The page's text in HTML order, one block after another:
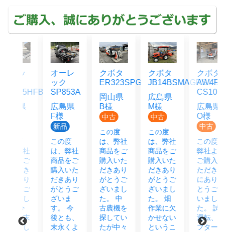
オーレ
SP853A
広島県
この度
は、弊社
商品をご
購入いた
だきあり
がとうご
ざいま
す。 今
後とも、
末永くよ
クボタ
ER323SPGMW
岡山県
この度
は、弊社
商品をご
購入いた
だきあり
がとうご
ざいまし
た。 中
古農機を
探してい
たが中々
クボタ
JB14BSMAGRS12J
広島県
この度
は、弊社
商品をご
購入いた
だきあり
がとうご
ざいまし
た。 畑
作業に欠
かせない
というこ
クボタ
AW4F-
CS10M
広島県
この度は
弊社より
ご購入い
ただき誠
にありが
とうござ
いまし
た。 試
運転、ア
フターフ